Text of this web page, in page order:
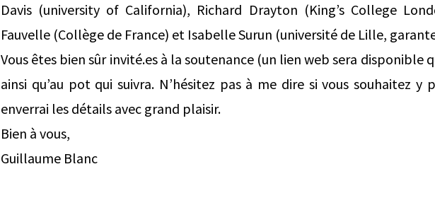
Davis (university of California), Richard Drayton (King’s College
Fauvelle (Collège de France) et Isabelle Surun (université de Lille,
Vous êtes bien sûr invité.es à la soutenance (un lien web sera disponible
ainsi qu’au pot qui suivra. N’hésitez pas à me dire si vous souhaitez y
enverrai les détails avec grand plaisir.
Bien à vous,
Guillaume Blanc